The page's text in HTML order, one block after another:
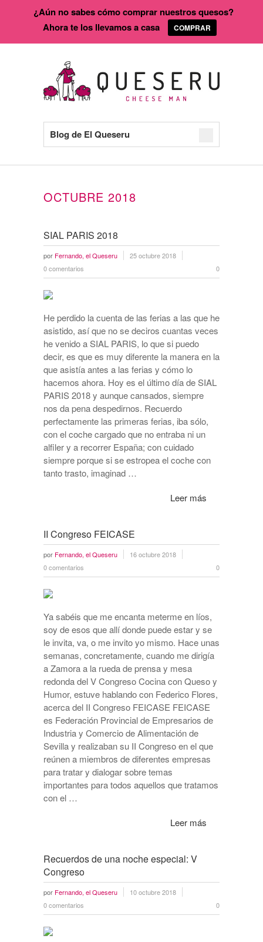
Blog de El Queseru
OCTUBRE 2018
SIAL PARIS 2018
por Fernando, el Queseru
25 octubre 2018
0 comentarios
0
He perdido la cuenta de las ferias a las que he
asistido, así que no se deciros cuantas veces
he venido a SIAL PARIS, lo que si puedo
decir, es que es muy diferente la manera en la
que asistía antes a las ferias y cómo lo
hacemos ahora. Hoy es el último día de SIAL
PARIS 2018 y aunque cansados, siempre
nos da pena despedirnos. Recuerdo
perfectamente las primeras ferias, iba sólo,
con el coche cargado que no entraba ni un
alfiler y a recorrer España; con cuidado
siempre porque si se estropea el coche con
tanto trasto, imaginad …
Leer más
II Congreso FEICASE
por Fernando, el Queseru
16 octubre 2018
0 comentarios
0
Ya sabéis que me encanta meterme en líos,
soy de esos que allí donde puede estar y se
le invita, va, o me invito yo mismo. Hace unas
semanas, concretamente, cuando me dirigía
a Zamora a la rueda de prensa y mesa
redonda del V Congreso Cocina con Queso y
Humor, estuve hablando con Federico Flores,
acerca del II Congreso FEICASE FEICASE
es Federación Provincial de Empresarios de
Industria y Comercio de Alimentación de
Sevilla y realizaban su II Congreso en el que
reúnen a miembros de diferentes empresas
para tratar y dialogar sobre temas
importantes para todos aquellos que tratamos
con el …
Leer más
Recuerdos de una noche especial: V
Congreso
por Fernando, el Queseru
10 octubre 2018
0 comentarios
0
¿Aún no sabes cómo comprar nuestros quesos?
Ahora te los llevamos a casa
COMPRAR